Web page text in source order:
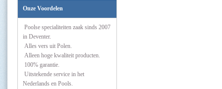
Onze Voordelen
Poolse specialiteiten zaak sinds 2007
in Deventer.
Alles vers uit Polen.
Alleen hoge kwaliteit producten.
100% garantie.
Uitstekende service in het
Nederlands en Pools.